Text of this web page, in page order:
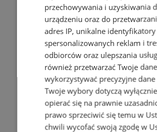
przechowywania i uzyskiwania
urządzeniu oraz do
adres IP, unikalne
spersonalizowanych reklam i
odbiorców oraz ulepszania
również przetwarzać Twoje
wykorzystywać precyzyjne
Twoje wybory dotyczą
opierać się na prawnie
prawo sprzeciwić się temu w
chwili wycofać swoją zgodę w